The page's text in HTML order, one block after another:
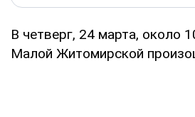
В четверг, 24 марта, около
Малой Житомирской